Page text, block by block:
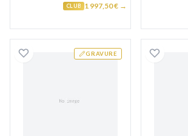
CLUB 1 997,50 € →
GRAVURE
Gourmette Or Blanc Boroukh